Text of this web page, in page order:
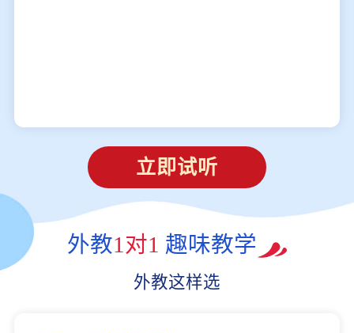
立即试听
外教1对1 趣味教学
外教这样选